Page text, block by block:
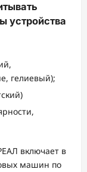
устройства
гелиевый);
включает в
машин по